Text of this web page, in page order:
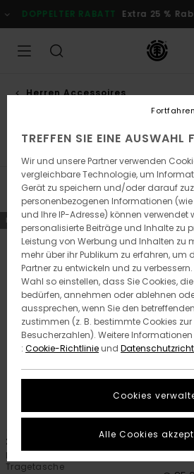
zur
Produkt
springen
RABATT Extra 25 % Rabatt
Herren Accessoires
Rucksäcke & taschen
Filtern & Sortieren
Direkt
zu
Filterkriterien
springen
Überspringen
und
filtern
nach
NEUHEITEN
2
2-Way Laptop 25L
Männer Grün Große
Tragetasche
2
Roll-
TREFFEN SIE EINE AUSWAHL
Wir und unsere Partner verwenden
vergleichbare Technologie, um
Gerät zu speichern und/oder darauf
personenbezogenen Informationen
und Ihre IP-Adresse) können verwendet
personalisierte Beiträge und Inhalte zu
Leistung von Werbung und Inhalten zu
mehr über ihr Publikum zu erfahren, um
Partner zu entwickeln und zu
Wahl so einstellen, dass Sie Cookies,
bedürfen, annehmen oder ablehnen
aussprechen, wenn Sie den
zustimmen (z. B. bestimmte Cookies
Besucherzahlen). Weitere
: Cookie-Richtlinieund
Cookies
Alle Cookies